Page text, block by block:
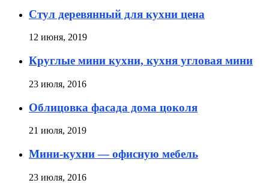
Стул деревянный для кухни цена
12 июня, 2019
Круглые мини кухни, кухня угловая мини
23 июля, 2016
Облицовка фасада дома цоколя
21 июля, 2019
Мини-кухни — офисную мебель
23 июля, 2016